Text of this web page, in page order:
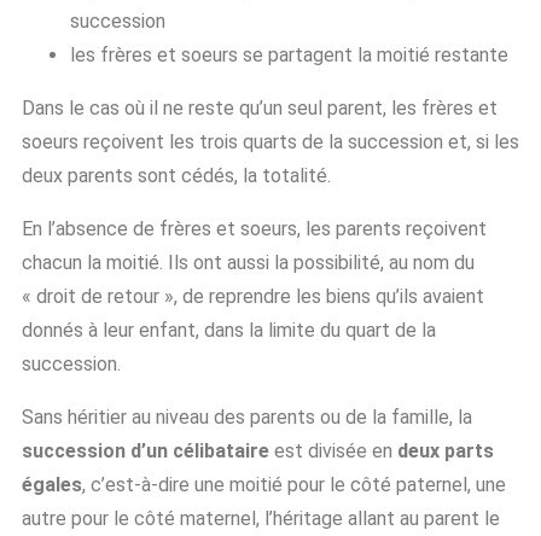
succession
les frères et soeurs se partagent la moitié restante
Dans le cas où il ne reste qu’un seul parent, les frères et
soeurs reçoivent les trois quarts de la succession et, si les
deux parents sont cédés, la totalité.
En l’absence de frères et soeurs, les parents reçoivent
chacun la moitié. Ils ont aussi la possibilité, au nom du
« droit de retour », de reprendre les biens qu’ils avaient
donnés à leur enfant, dans la limite du quart de la
succession.
Sans héritier au niveau des parents ou de la famille, la
succession d’un célibataire est divisée en deux parts
égales, c’est-à-dire une moitié pour le côté paternel, une
autre pour le côté maternel, l’héritage allant au parent le